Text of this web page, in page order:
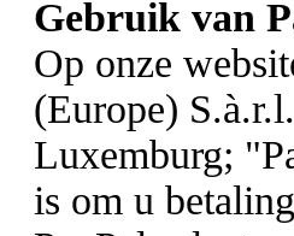
Gebruik van
Op onze
(Europe)
Luxemburg;
is om u